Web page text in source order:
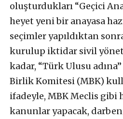
oluşturdukları “Geçici
heyet yeni bir anayasa
seçimler yapıldıktan
kurulup iktidar sivil
kadar, “Türk Ulusu
Birlik Komitesi (MBK)
ifadeyle, MBK Meclis gibi
kanunlar yapacak,